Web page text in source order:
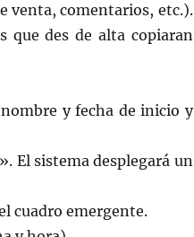
venta, comentarios, etc.).
que des de alta copiaran
y fecha de inicio y
El sistema desplegará un
cuadro emergente.